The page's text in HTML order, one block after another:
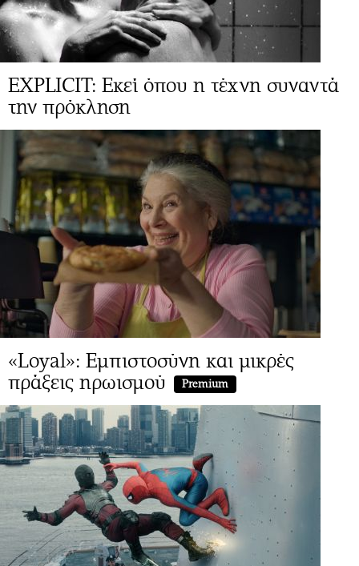
EXPLICIT: Εκεί όπου η τέχνη συναντά
την πρόκληση
«Loyal»: Εμπιστοσύνη και μικρές
πράξεις ηρωισμού
Premium